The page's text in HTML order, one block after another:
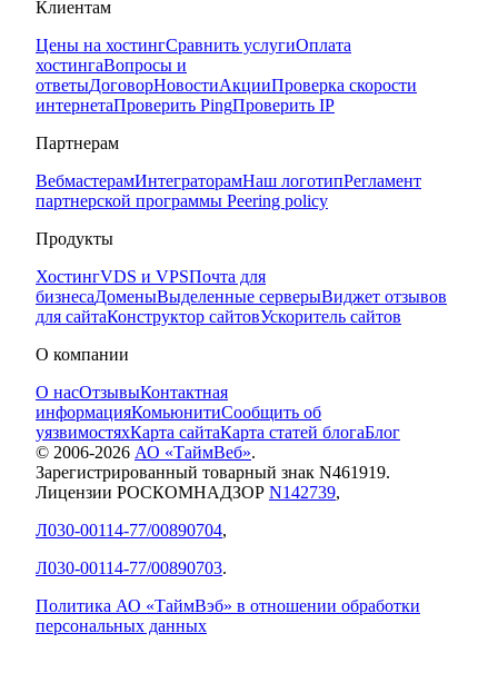
Клиентам
Цены на хостингСравнить услугиОплата
хостингаВопросы и
ответыДоговорНовостиАкцииПроверка скорости
интернетаПроверить PingПроверить IP
Партнерам
ВебмастерамИнтеграторамНаш логотипРегламент
партнерской программы Peering policy
Продукты
ХостингVDS и VPSПочта для
бизнесаДоменыВыделенные серверыВиджет отзывов
для сайтаКонструктор сайтовУскоритель сайтов
О компании
О насОтзывыКонтактная
информацияКомьюнитиСообщить об
уязвимостяхКарта сайтаКарта статей блогаБлог
© 2006-2026 АО «ТаймВеб».
Зарегистрированный товарный знак N461919.
Лицензии РОСКОМНАДЗОР N142739,
Л030-00114-77/00890704,
Л030-00114-77/00890703.
Политика АО «ТаймВэб» в отношении обработки
персональных данных